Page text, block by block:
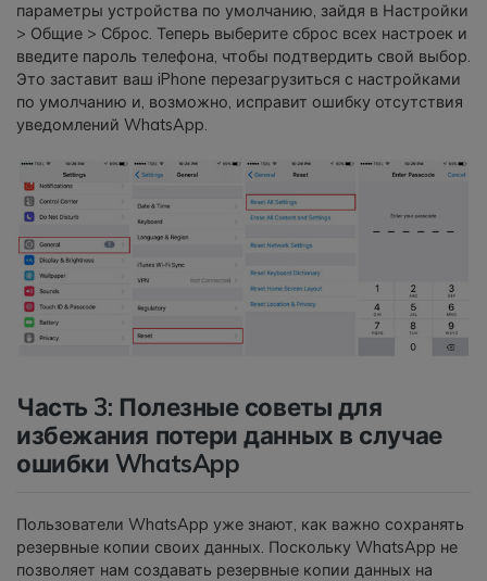
параметры устройства по умолчанию, зайдя в Настройки
> Общие > Сброс. Теперь выберите сброс всех настроек и
введите пароль телефона, чтобы подтвердить свой выбор.
Это заставит ваш iPhone перезагрузиться с настройками
по умолчанию и, возможно, исправит ошибку отсутствия
уведомлений WhatsApp.
Часть 3: Полезные советы для
избежания потери данных в случае
ошибки WhatsApp
Пользователи WhatsApp уже знают, как важно сохранять
резервные копии своих данных. Поскольку WhatsApp не
позволяет нам создавать резервные копии данных на